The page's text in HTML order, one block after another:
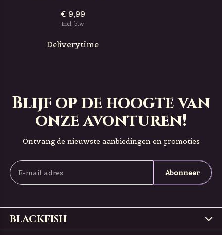
€ 9,99
Incl. btw
Deliverytime
Blijf op de hoogte van
onze avonturen!
Ontvang de nieuwste aanbiedingen en promoties
Abonneer
BLACKFISH